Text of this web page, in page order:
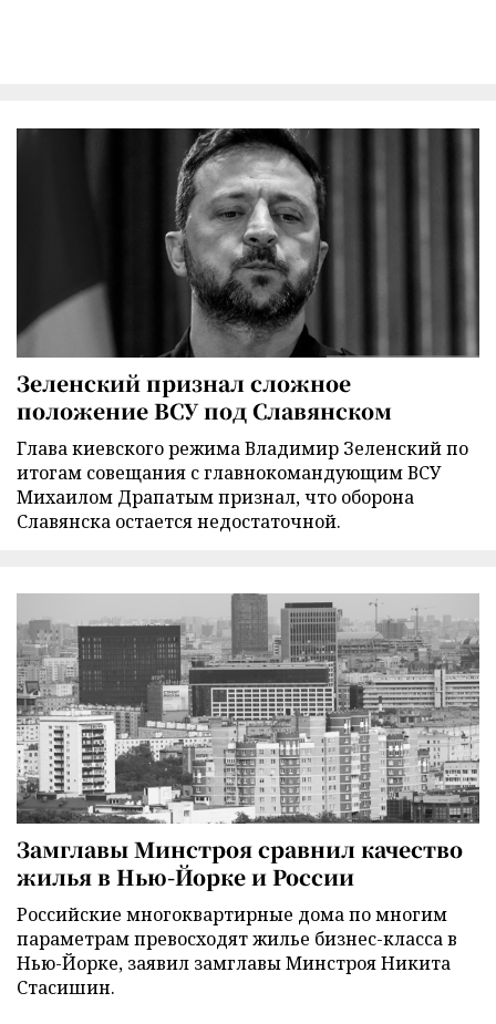
Зеленский признал сложное
положение ВСУ под Славянском
Глава киевского режима Владимир Зеленский по
итогам совещания с главнокомандующим ВСУ
Михаилом Драпатым признал, что оборона
Славянска остается недостаточной.
Замглавы Минстроя сравнил качество
жилья в Нью-Йорке и России
Российские многоквартирные дома по многим
параметрам превосходят жилье бизнес-класса в
Нью-Йорке, заявил замглавы Минстроя Никита
Стасишин.